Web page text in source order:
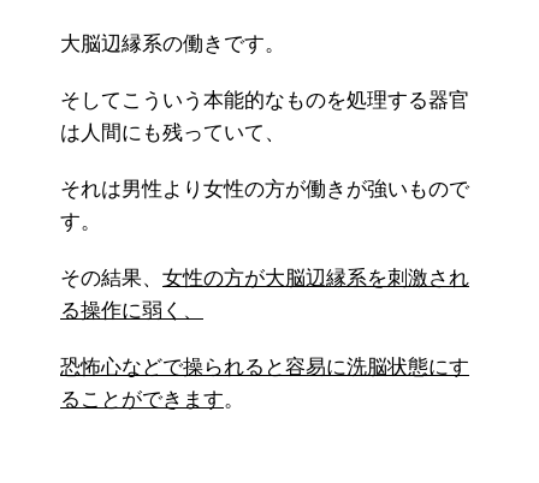
大脳辺縁系の働きです。
そしてこういう本能的なものを処理する器官
は人間にも残っていて、
それは男性より女性の方が働きが強いもので
す。
その結果、 女性の方が大脳辺縁系を刺激され
る操作に弱く、
恐怖心などで操られると容易に洗脳状態にす
ることができます。